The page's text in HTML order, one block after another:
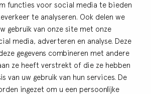
functies voor social media te bieden
te analyseren. Ook delen we
gebruik van onze site met onze
media, adverteren en analyse. Deze
gegevens combineren met andere
ze heeft verstrekt of die ze hebben
van uw gebruik van hun services. De
ingezet om u een persoonlijke